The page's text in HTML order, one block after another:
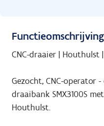
Functieomschrijving
CNC-draaier | Houthulst
Gezocht, CNC-operator
draaibank SMX3100S
Houthulst.